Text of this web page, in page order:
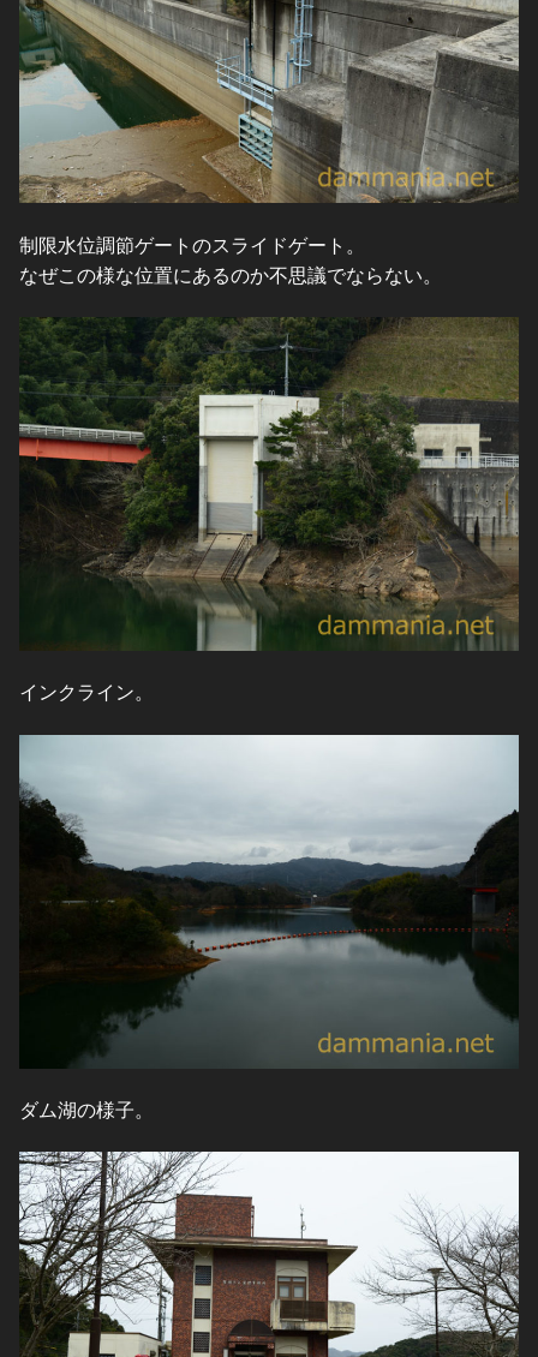
制限水位調節ゲートのスライドゲート。
なぜこの様な位置にあるのか不思議でならない。
インクライン。
ダム湖の様子。